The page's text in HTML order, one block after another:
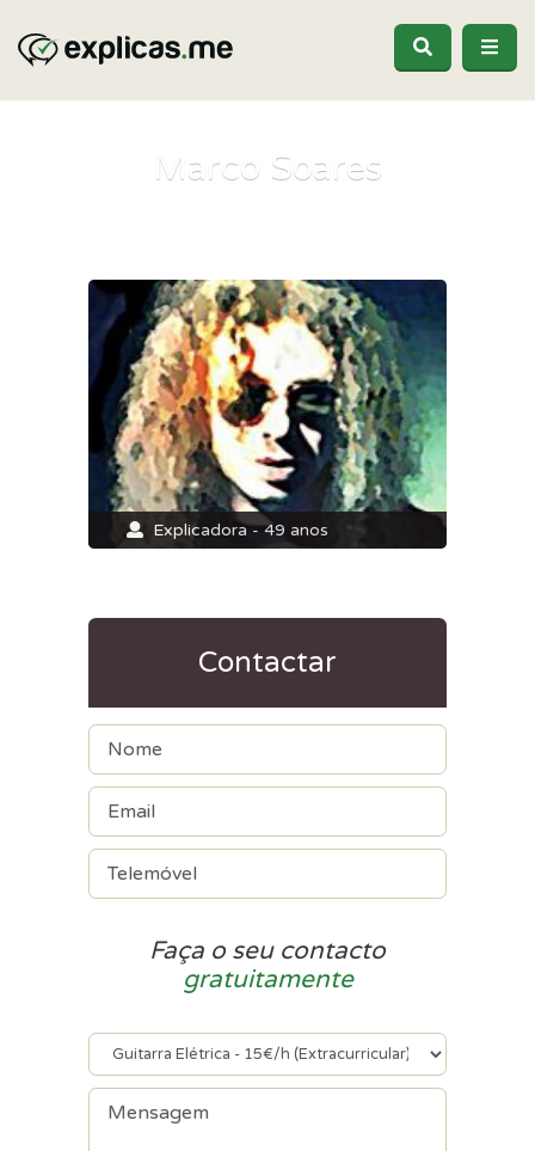
Marco Soares
Explicadora - 49 anos
Contactar
Faça o seu contacto
gratuitamente